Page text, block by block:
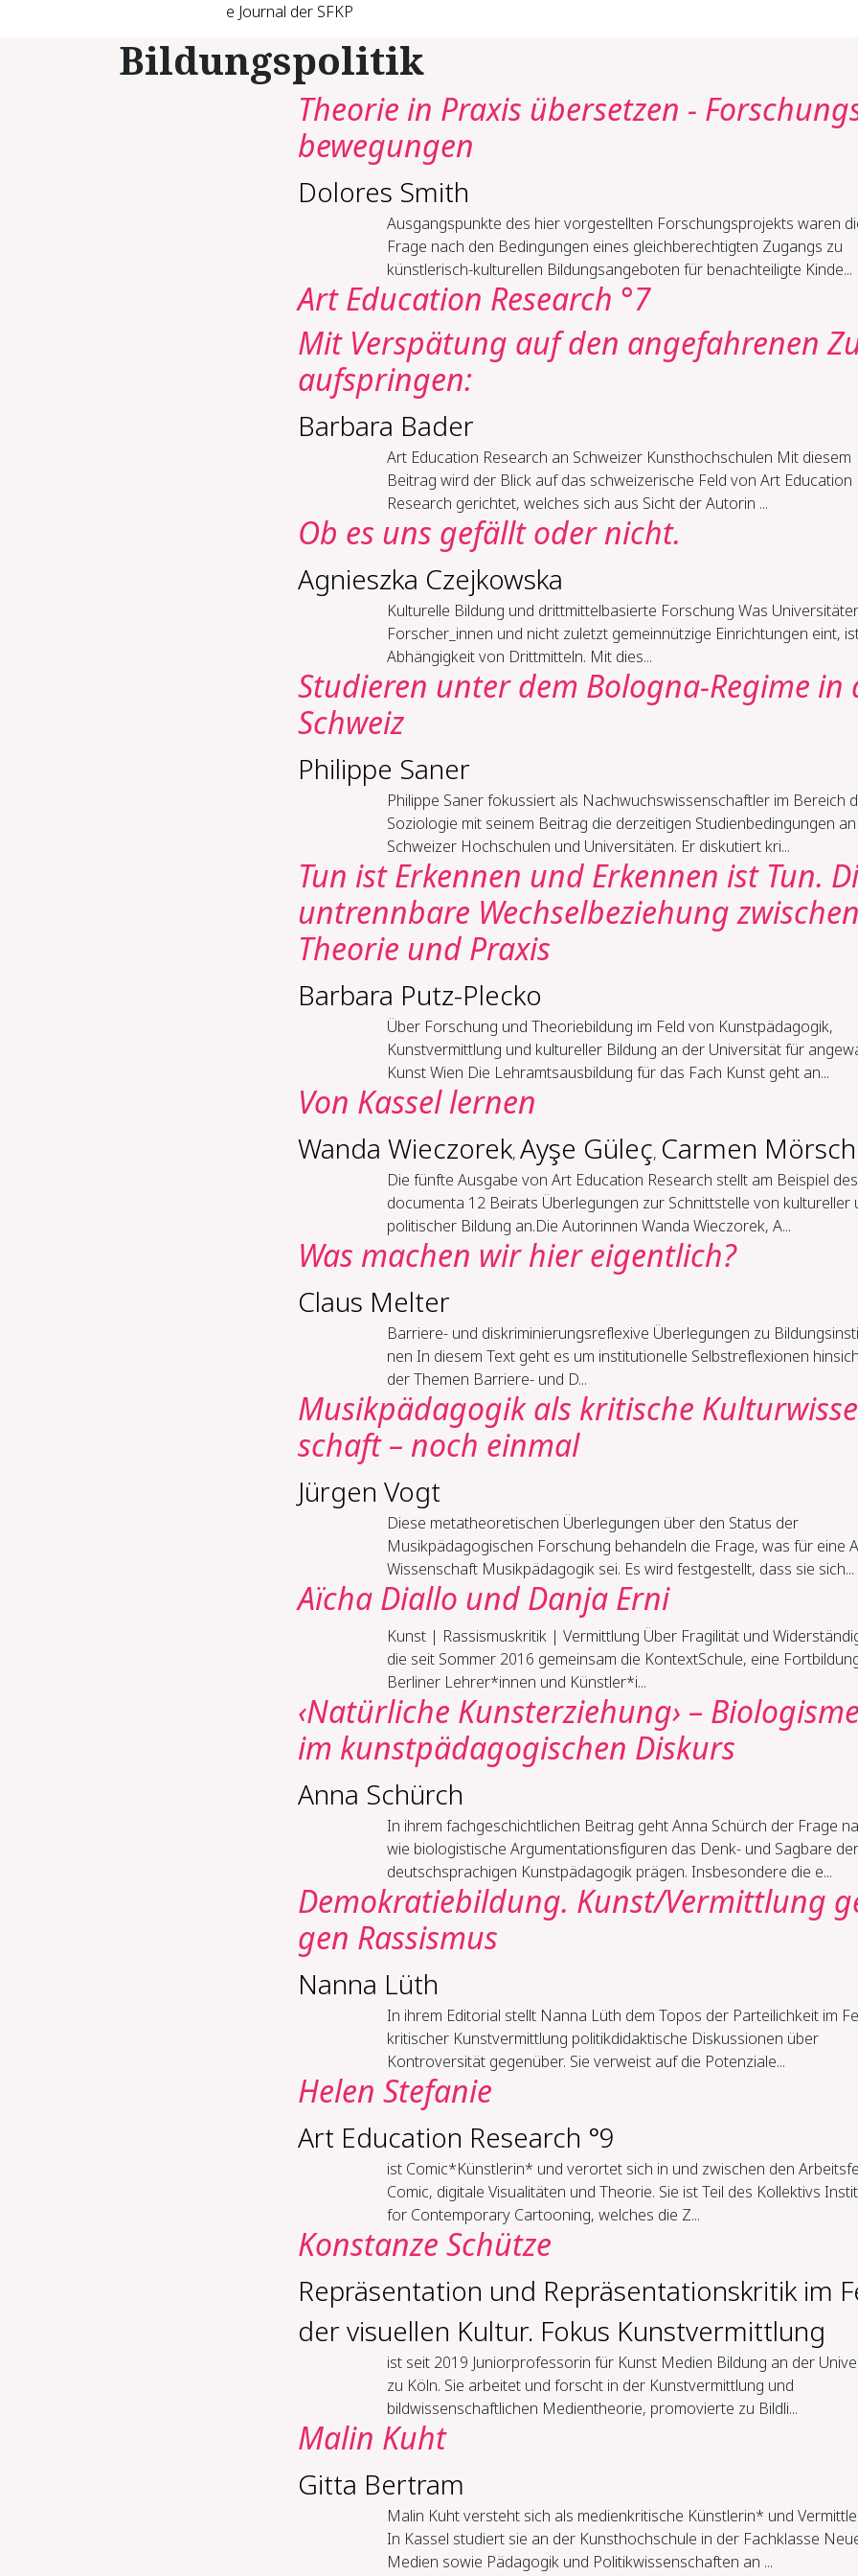
e Journal der SFKP
Bildungspolitik
Theo­rie in Pra­xis über­set­zen -​
be­we­gun­gen
Dolores Smith
Ausgangspunkte des hier vorgestellten Forschungsprojekts waren
Frage nach den Bedingungen eines gleichberechtigten Zugangs zu
künstlerisch-kulturellen Bildungsangeboten für benachteiligte Kinde...
Art Education Research °7
Mit Ver­spä­tung auf den an­ge­fah­re­nen
auf­sprin­gen:
Barbara Bader
Art Edu­ca­ti­on Re­se­arch an Schwei­zer Kunst­hoch­schu­len Mit diesem
Beitrag wird der Blick auf das schweizerische Feld von Art Education
Research gerichtet, welches sich aus Sicht der Autorin ...
Ob es uns ge­fällt oder nicht.
Agnieszka Czejkowska
Kul­tu­rel­le Bil­dung und dritt­mit­tel­ba­sier­te For­schung Was
Forscher_innen und nicht zuletzt gemeinnützige Einrichtungen eint,
Abhängigkeit von Drittmitteln. Mit dies...
Stu­die­ren un­ter dem Bo­lo­gna-​Re­gime in
Schweiz
Philippe Saner
Philippe Saner fokussiert als Nachwuchswissenschaftler im Bereich
Soziologie mit seinem Beitrag die derzeitigen Studienbedingungen an
Schweizer Hochschulen und Universitäten. Er diskutiert kri...
Tun ist Er­ken­nen und Er­ken­nen ist Tun.
un­trenn­ba­re Wech­sel­be­zie­hung zwi­schen
Theo­rie und Pra­xis
Barbara Putz-Plecko
Über Forschung und Theoriebildung im Feld von Kunstpädagogik,
Kunstvermittlung und kultureller Bildung an der Universität für
Kunst Wien Die Lehramtsausbildung für das Fach Kunst geht an...
Von Kas­sel ler­nen
Wanda Wieczorek, Ayşe Güleç, Carmen Mörsch
Die fünfte Ausgabe von Art Education Research stellt am Beispiel des
documenta 12 Beirats Überlegungen zur Schnittstelle von kultureller
politischer Bildung an.Die Autorinnen Wanda Wieczorek, A...
Was ma­chen wir hier ei­gent­lich?
Claus Melter
Bar­rie­re-​ und dis­kri­mi­nie­rungs­re­fle­xi­ve Über­le­gun­gen zu
nen In diesem Text geht es um institutionelle Selbstreflexionen
der Themen Barriere- und D...
Mu­sik­päd­ago­gik als kri­ti­sche
schaft – noch ein­mal
Jürgen Vogt
Diese metatheoretischen Überlegungen über den Status der
Musikpädagogischen Forschung behandeln die Frage, was für eine
Wissenschaft Musikpädagogik sei. Es wird festgestellt, dass sie sich...
Aïcha Diallo und Danja Erni
Kunst | Ras­sis­mus­kri­tik | Ver­mitt­lung Über Fra­gi­li­tät und
die seit Sommer 2016 gemeinsam die KontextSchule, eine
Berliner Lehrer*innen und Künstler*i...
‹Natürliche Kunsterziehung› –
im kunstpädagogischen Diskurs
Anna Schürch
In ihrem fachgeschichtlichen Beitrag geht Anna Schürch der Frage
wie biologistische Argumentationsfiguren das Denk- und Sagbare der
deutschsprachigen Kunstpädagogik prägen. Insbesondere die e...
De­mo­kra­tie­bil­dung. Kunst/Ver­mitt­lung
gen Ras­sis­mus
Nanna Lüth
In ihrem Editorial stellt Nanna Lüth dem Topos der Parteilichkeit im
kritischer Kunstvermittlung politikdidaktische Diskussionen über
Kontroversität gegenüber. Sie verweist auf die Potenziale...
Helen Stefanie
Art Education Research °9
ist Comic*Künstlerin* und verortet sich in und zwischen den
Comic, digitale Visualitäten und Theorie. Sie ist Teil des Kollektivs
for Contemporary Cartooning, welches die Z...
Konstanze Schütze
Repräsentation und Repräsentationskritik im
der visuellen Kultur. Fokus Kunstvermittlung
ist seit 2019 Juniorprofessorin für Kunst Medien Bildung an der
zu Köln. Sie arbeitet und forscht in der Kunstvermittlung und
bildwissenschaftlichen Medientheorie, promovierte zu Bildli...
Malin Kuht
Gitta Bertram
Malin Kuht versteht sich als medienkritische Künstlerin* und
In Kassel studiert sie an der Kunsthochschule in der Fachklasse
Medien sowie Pädagogik und Politikwissenschaften an ...